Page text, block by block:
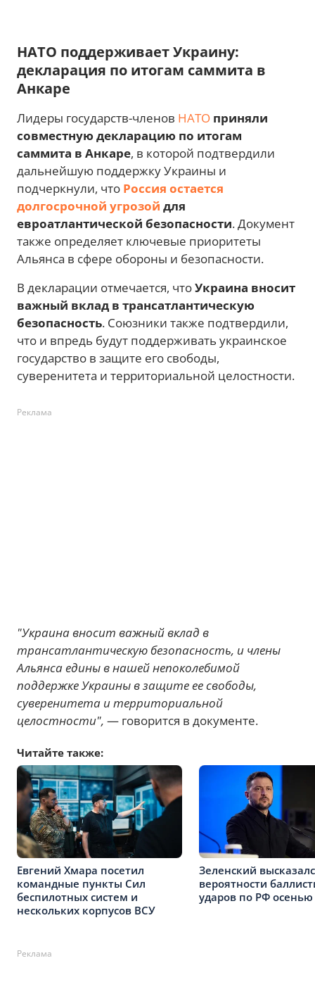
НАТО поддерживает Украину:
декларация по итогам саммита в
Анкаре
Лидеры государств-членов НАТО приняли
совместную декларацию по итогам
саммита в Анкаре, в которой подтвердили
дальнейшую поддержку Украины и
подчеркнули, что Россия остается
долгосрочной угрозой для
евроатлантической безопасности. Документ
также определяет ключевые приоритеты
Альянса в сфере обороны и безопасности.
В декларации отмечается, чтоУкраина вносит
важный вклад в трансатлантическую
безопасность. Союзники также подтвердили,
что и впредь будут поддерживать украинское
государство в защите его свободы,
суверенитета и территориальной целостности.
Реклама
"Украина вносит важный вклад в
трансатлантическую безопасность, и члены
Альянса едины в нашей непоколебимой
поддержке Украины в защите ее свободы,
суверенитета и территориальной
целостности", — говорится в документе.
Читайте также:
Евгений Хмара посетил
командные пункты Сил
беспилотных систем и
нескольких корпусов ВСУ
Зеленский
вероятности
ударов по РФ осенью
Реклама